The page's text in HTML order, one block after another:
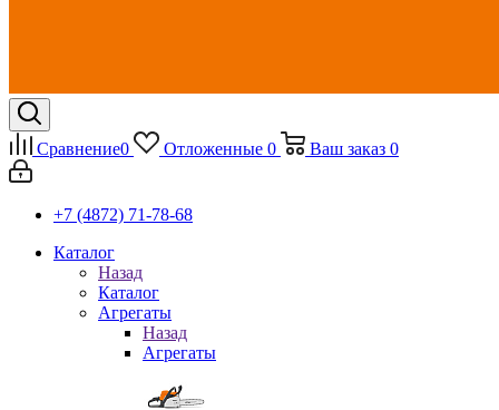
Сравнение0 Отложенные 0 Ваш заказ 0
+7 (4872) 71-78-68
Каталог
Назад
Каталог
Агрегаты
Назад
Агрегаты